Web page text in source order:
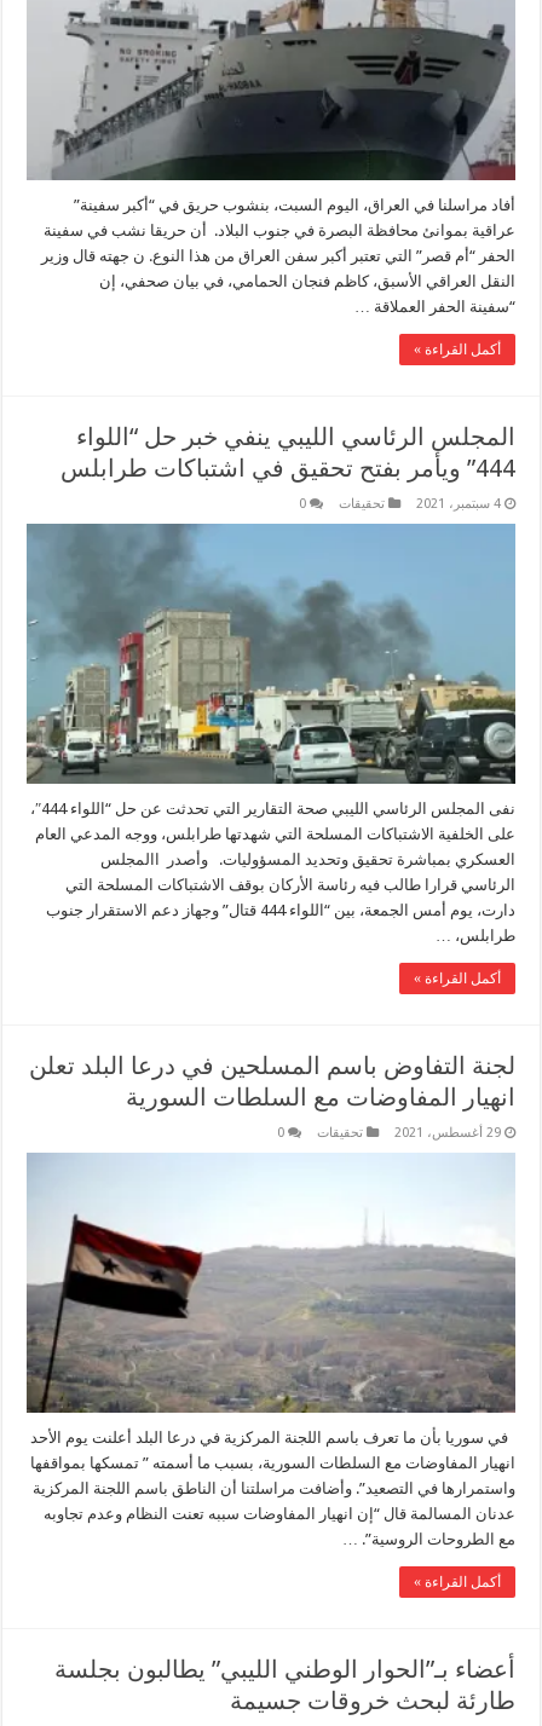
أفاد مراسلنا في العراق، اليوم السبت، بنشوب حريق في “أكبر سفينة”
عراقية بموانئ محافظة البصرة في جنوب البلاد. أن حريقا نشب في سفينة
الحفر “أم قصر” التي تعتبر أكبر سفن العراق من هذا النوع. ن جهته قال وزير
النقل العراقي الأسبق، كاظم فنجان الحمامي، في بيان صحفي، إن
“سفينة الحفر العملاقة …
أكمل القراءة »
المجلس الرئاسي الليبي ينفي خبر حل “اللواء
444” ويأمر بفتح تحقيق في اشتباكات طرابلس
4 سبتمبر، 2021 تحقيقات 0
نفى المجلس الرئاسي الليبي صحة التقارير التي تحدثت عن حل “اللواء 444″،
على الخلفية الاشتباكات المسلحة التي شهدتها طرابلس، ووجه المدعي العام
العسكري بمباشرة تحقيق وتحديد المسؤوليات. وأصدر االمجلس
الرئاسي قرارا طالب فيه رئاسة الأركان بوقف الاشتباكات المسلحة التي
دارت، يوم أمس الجمعة، بين “اللواء 444 قتال” وجهاز دعم الاستقرار جنوب
طرابلس، …
أكمل القراءة »
لجنة التفاوض باسم المسلحين في درعا البلد تعلن
انهيار المفاوضات مع السلطات السورية
29 أغسطس، 2021 تحقيقات 0
في سوريا بأن ما تعرف باسم اللجنة المركزية في درعا البلد أعلنت يوم الأحد
انهيار المفاوضات مع السلطات السورية، بسبب ما أسمته ” تمسكها بمواقفها
واستمرارها في التصعيد”. وأضافت مراسلتنا أن الناطق باسم اللجنة المركزية
عدنان المسالمة قال “إن انهيار المفاوضات سببه تعنت النظام وعدم تجاوبه
مع الطروحات الروسية”. …
أكمل القراءة »
أعضاء بـ”الحوار الوطني الليبي” يطالبون بجلسة
طارئة لبحث خروقات جسيمة